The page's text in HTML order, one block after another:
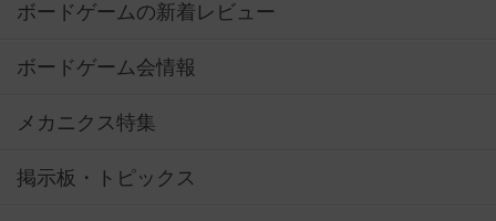
ボードゲームの新着レビュー
ボードゲーム会情報
メカニクス特集
掲示板・トピックス